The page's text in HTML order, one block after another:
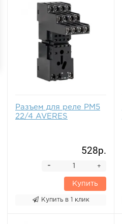
Разъем для реле РM5
22/4 AVERES
528р.
+
-
Купить
Купить в 1 клик